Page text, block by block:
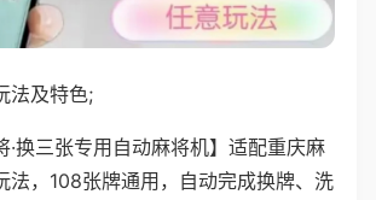
法及特色;
·换三张专用自动麻将机】适配重庆麻
法，108张牌通用，自动完成换牌、洗